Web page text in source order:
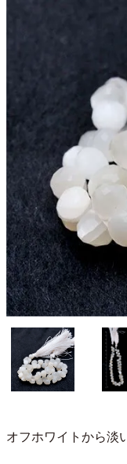
オフホワイトから淡